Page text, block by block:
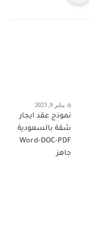
يناير 9, 2023
نموذج عقد ايجار
شقة بالسعودية
Word-DOC-PDF
جاهز